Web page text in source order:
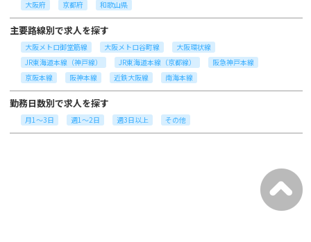
大阪府 京都府 和歌山県
主要路線別で求人を探す
大阪メトロ御堂筋線 大阪メトロ谷町線
大阪環状線
JR東海道本線（神戸線）
JR東海道本線（京都線）
阪急神戸本線
京阪本線
阪神本線 近鉄大阪線 南海本線
勤務日数別で求人を探す
月1～3日 週1～2日 週3日以上 その他